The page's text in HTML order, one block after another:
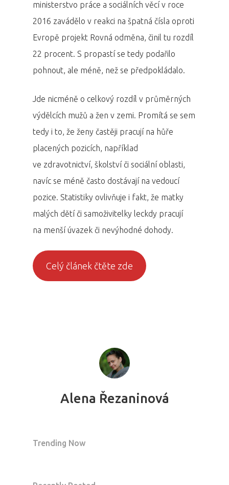
ministerstvo práce a sociálních věcí v roce
2016 zavádělo v reakci na špatná čísla oproti
Evropě projekt Rovná odměna, činil tu rozdíl
22 procent. S propastí se tedy podařilo
pohnout, ale méně, než se předpokládalo.
Jde nicméně o celkový rozdíl v průměrných
výdělcích mužů a žen v zemi. Promítá se sem
tedy i to, že ženy častěji pracují na hůře
placených pozicích, například
ve zdravotnictví, školství či sociální oblasti,
navíc se méně často dostávají na vedoucí
pozice. Statistiky ovlivňuje i fakt, že matky
malých dětí či samoživitelky leckdy pracují
na menší úvazek či nevýhodné dohody.
Celý článek čtěte zde
Alena Řezaninová
Trending Now